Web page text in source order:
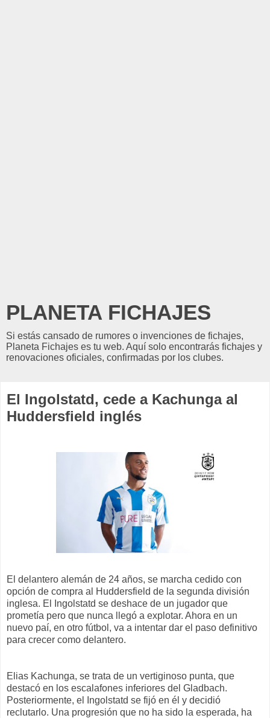
PLANETA FICHAJES
Si estás cansado de rumores o invenciones de fichajes,
Planeta Fichajes es tu web. Aquí solo encontrarás fichajes y
renovaciones oficiales, confirmadas por los clubes.
El Ingolstatd, cede a Kachunga al
Huddersfield inglés
El delantero alemán de 24 años, se marcha cedido con
opción de compra al Huddersfield de la segunda división
inglesa. El Ingolstatd se deshace de un jugador que
prometía pero que nunca llegó a explotar. Ahora en un
nuevo paí, en otro fútbol, va a intentar dar el paso definitivo
para crecer como delantero.
Elias Kachunga, se trata de un vertiginoso punta, que
destacó en los escalafones inferiores del Gladbach.
Posteriormente, el Ingolstatd se fijó en él y decidió
reclutarlo. Una progresión que no ha sido la esperada, ha